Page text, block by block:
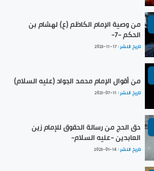
من وصية الإمام الكاظم (ع) لهشام بن
الحكم -7-
تاريخ النشر :2023-11-17
من أقوال الإمام محمد الجواد (عليه السلام)
تاريخ النشر : 2021-07-11
حق الحج من رسالة الحقوق للإمام زين
العابدين -عليه السلام-
تاريخ النشر : 2023-01-14